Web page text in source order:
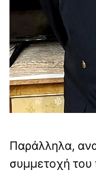
Παράλληλα,
συμμετοχή